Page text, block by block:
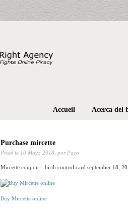
Accueil Acerca del
Purchase mircette
Posté le 10 Mayo 2018, por Paco
Mircette coupon – birth control card september 18,
Buy Mircette online